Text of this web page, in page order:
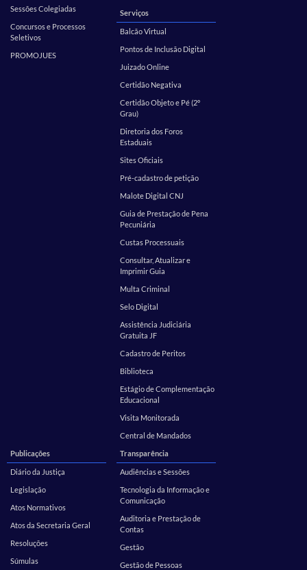
Sessões Colegiadas
Concursos e Processos
Seletivos
PROMOJUES
Serviços
Balcão Virtual
Pontos de Inclusão Digital
Juizado Online
Certidão Negativa
Certidão Objeto e Pé (2º
Grau)
Diretoria dos Foros
Estaduais
Sites Oficiais
Pré-cadastro de petição
Malote Digital CNJ
Guia de Prestação de Pena
Pecuniária
Custas Processuais
Consultar, Atualizar e
Imprimir Guia
Multa Criminal
Selo Digital
Assistência Judiciária
Gratuita JF
Cadastro de Peritos
Biblioteca
Estágio de Complementação
Educacional
Visita Monitorada
Central de Mandados
Publicações
Diário da Justiça
Legislação
Atos Normativos
Atos da Secretaria Geral
Resoluções
Súmulas
Transparência
Audiências e Sessões
Tecnologia da Informação e
Comunicação
Auditoria e Prestação de
Contas
Gestão
Gestão de Pessoas